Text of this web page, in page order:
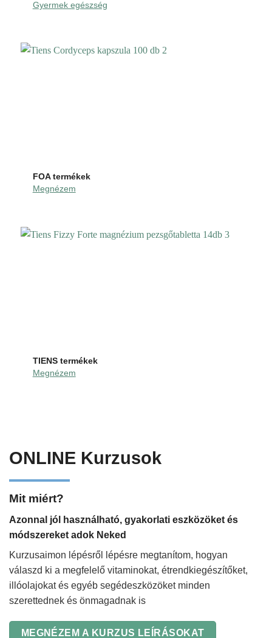
Gyermek egészség
FOA termékek
Megnézem
TIENS termékek
Megnézem
ONLINE Kurzusok
Mit miért?
Azonnal jól használható, gyakorlati eszközöket és
módszereket adok Neked
Kurzusaimon lépésről lépésre megtanítom, hogyan
válaszd ki a megfelelő vitaminokat, étrendkiegészítőket,
illóolajokat és egyéb segédeszközöket minden
szerettednek és önmagadnak is
MEGNÉZEM A KURZUS LEÍRÁSOKAT